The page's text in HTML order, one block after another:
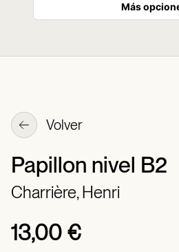
Más
Volver
Papillon nivel B2
Charrière, Henri
13,00 €